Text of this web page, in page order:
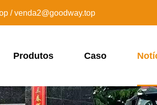
/ venda2@goodway.top
Produtos Caso